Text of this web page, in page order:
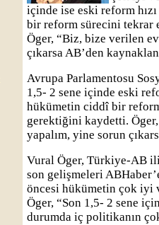
içinde ise eski reform
bir reform sürecini tekrar
Öger, “Biz, bize verilen
çıkarsa AB’den
Avrupa Parlamentosu
1,5- 2 sene içinde eski
hükümetin ciddî bir
gerektiğini kaydetti.
yapalım, yine sorun
Vural Öger, Türkiye-AB
son gelişmeleri
öncesi hükümetin çok iyi
Öger, “Son 1,5- 2 sene
durumda iç politikanın